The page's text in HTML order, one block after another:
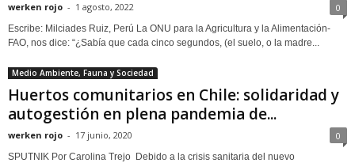
werken rojo - 1 agosto, 2022 0
Escribe: Milciades Ruiz, Perú La ONU para la Agricultura y la Alimentación-
FAO, nos dice: “¿Sabía que cada cinco segundos, (el suelo, o la madre...
Medio Ambiente, Fauna y Sociedad
Huertos comunitarios en Chile: solidaridad y
autogestión en plena pandemia de...
werken rojo - 17 junio, 2020 0
SPUTNIK Por Carolina Trejo Debido a la crisis sanitaria del nuevo